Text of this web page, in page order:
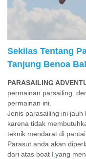
Sekilas Tentang
Tanjung Benoa
PARASAILING
permainan parsailing.
permainan ini.
Jenis parasailing ini
karena tidak
teknik mendarat di
Parasut anda akan
dari atas boat l.yang